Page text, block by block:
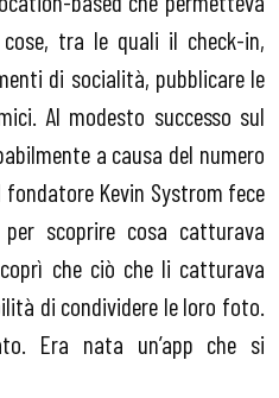
tra le quali il check-in,
di socialità, pubblicare le
Al modesto successo sul
a causa del numero
Kevin Systrom fece
scoprire cosa catturava
che ciò che li catturava
di condividere le loro foto.
Era nata un’app che si